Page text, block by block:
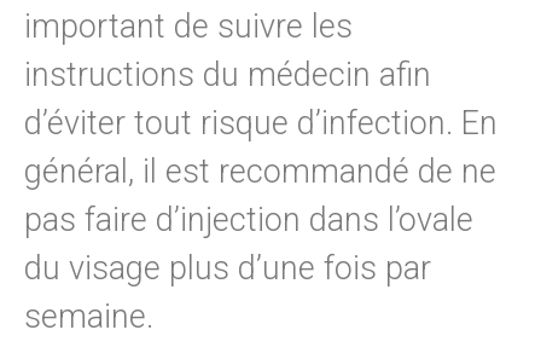
important de suivre les
instructions du médecin afin
d’éviter tout risque d’infection. En
général, il est recommandé de ne
pas faire d’injection dans l’ovale
du visage plus d’une fois par
semaine.